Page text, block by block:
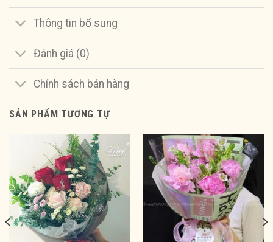
Thông tin bổ sung
Đánh giá (0)
Chính sách bán hàng
SẢN PHẨM TƯƠNG TỰ